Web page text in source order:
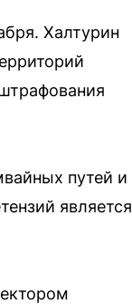
Халтурин
путей и
является